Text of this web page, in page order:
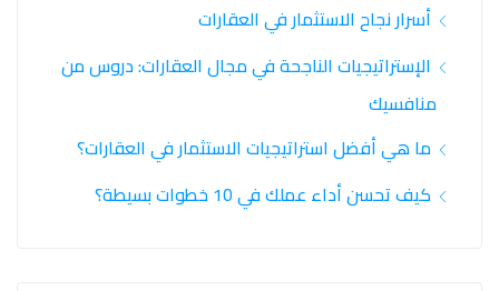
أسرار نجاح الاستثمار في العقارات
الإستراتيجيات الناجحة في مجال العقارات: دروس من
منافسيك
ما هي أفضل استراتيجيات الاستثمار في العقارات؟
كيف تحسن أداء عملك في 10 خطوات بسيطة؟